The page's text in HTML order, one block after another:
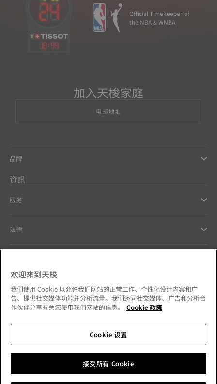
18:44
Official Timekeeper of
the NBA & WNBA
加入天梭家庭
电邮地址
品牌
資訊
服务
法律
Our commitments
Follow us on social media
Change country
欢迎来到天梭
我们使用 Cookie 以允许我们网站的正常工作、个性化设计内容和广
告、提供社交媒体功能并分析流量。我们还同社交媒体、广告和分析合
作伙伴分享有关您使用我们网站的信息。
Cookie 政策
Cookie 设置
接受所有 Cookie